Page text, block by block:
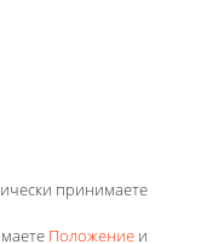
принимаете
Положение и